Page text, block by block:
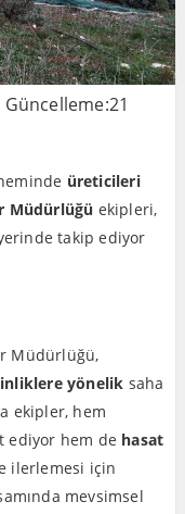
Güncelleme:21
üreticileri
Müdürlüğü ekipleri,
takip ediyor
Müdürlüğü,
yönelik saha
ekipler, hem
ediyor hem de hasat
ilerlemesi için
mevsimsel